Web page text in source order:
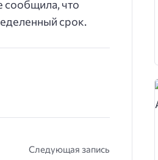
сообщила, что
срок.
Следующая запись